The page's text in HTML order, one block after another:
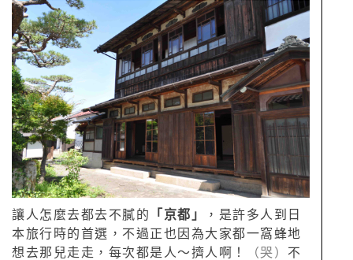
讓人怎麼去都去不膩的 「京都」
，是許多人到日
本旅行時的首選，不過正也因為大家都一窩蜂地
想去那兒走走，每次都是人～擠人啊！
（哭） 不